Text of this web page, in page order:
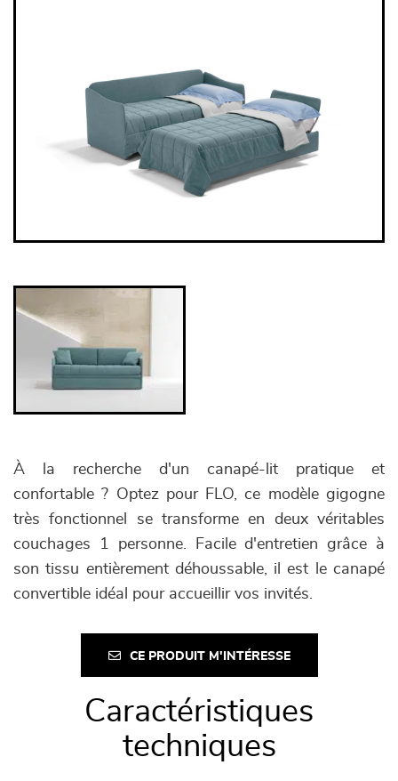
À la recherche d'un canapé-lit pratique et
confortable ? Optez pour FLO, ce modèle gigogne
très fonctionnel se transforme en deux véritables
couchages 1 personne. Facile d'entretien grâce à
son tissu entièrement déhoussable, il est le canapé
convertible idéal pour accueillir vos invités.
CE PRODUIT M'INTÉRESSE
Caractéristiques
techniques